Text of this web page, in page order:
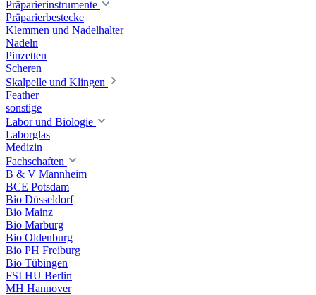
Präparierinstrumente
Präparierbestecke
Klemmen und Nadelhalter
Nadeln
Pinzetten
Scheren
Skalpelle und Klingen
Feather
sonstige
Labor und Biologie
Laborglas
Medizin
Fachschaften
B & V Mannheim
BCE Potsdam
Bio Düsseldorf
Bio Mainz
Bio Marburg
Bio Oldenburg
Bio PH Freiburg
Bio Tübingen
FSI HU Berlin
MH Hannover